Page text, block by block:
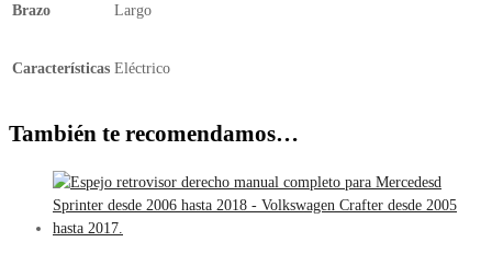
Brazo Largo
Características Eléctrico
También te recomendamos…